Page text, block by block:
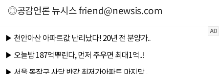
◎공감언론 뉴시스friend@newsis.com